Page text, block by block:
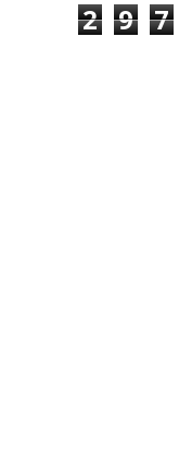
2 9 7